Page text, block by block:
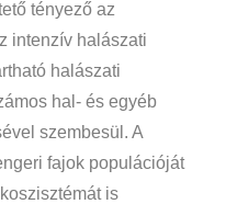
tényező az
intenzív halászati
halászati
hal- és egyéb
szembesül. A
fajok populációját
is